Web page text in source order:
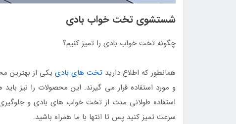
شستشوی تخت خواب بادی
چگونه تخت خواب بادی را تمیز کنیم؟
همانطور که اطلاع داریدتخت های بادی یکی از بهترین
و مورد استفاده قرار می گیرند. این محصولات را نیز باید
استفاده طولانی مدت از تخت خواب های بادی و
سرعت تمیز کنید پس تا انتها با ما همراه باشید.